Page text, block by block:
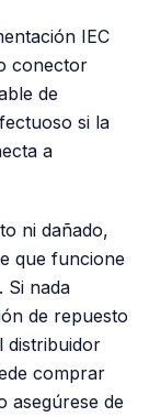
IEC
conector
de
si la
a
ni dañado,
que funcione
Si nada
de repuesto
distribuidor
comprar
asegúrese de